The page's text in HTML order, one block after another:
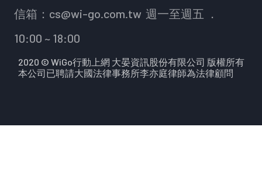
信箱： cs@wi-go.com.tw 週一至週五 ．
10:00 ~ 18:00
2020 © WiGo行動上網 大晏資訊股份有限公司 版權所有
本公司已聘請大國法律事務所李亦庭律師為法律顧問